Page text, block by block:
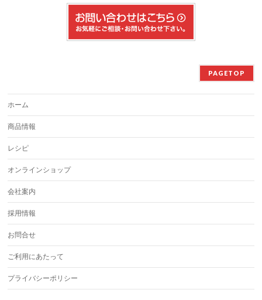
PAGETOP
ホーム
商品情報
レシピ
オンラインショップ
会社案内
採用情報
お問合せ
ご利用にあたって
プライバシーポリシー